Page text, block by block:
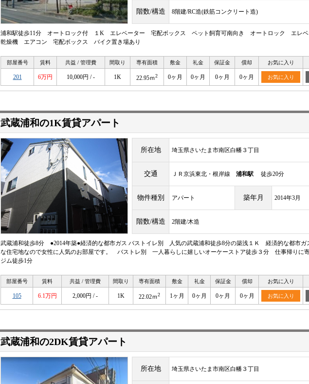
階数/構造 8階建/RC造(鉄筋コンクリート造)
浦和駅徒歩11分 オートロック付 １K エレベーター 宅配ボックス ペット飼育可南向き オートロック エレ
乾燥機 エアコン 宅配ボックス バイク置き場あり
部屋番号 賃料 共益 / 管理費 間取り 専有面積 敷金 礼金 保証金 償却 お気に入り
201 6万円 10,000円 / - 1K 22.95ｍ2 0ヶ月 0ヶ月 0ヶ月 0ヶ月 お気に入り
武蔵浦和の1K賃貸アパート
所在地 埼玉県さいたま市南区白幡３丁目
交通 ＪＲ京浜東北・根岸線 浦和駅 徒歩20分
物件種別 アパート 築年月 2014年3月
階数/構造 2階建/木造
武蔵浦和徒歩8分 ●2014年築●経済的な都市ガス バストイレ別 人気の武蔵浦和徒歩8分の築浅１Ｋ 経済的な都市
な住宅地なので女性に人気のお部屋です。 バストレ別 一人暮らしに嬉しいオーケーストア徒歩３分 仕事帰りに
ジム徒歩1分
部屋番号 賃料 共益 / 管理費 間取り 専有面積 敷金 礼金 保証金 償却 お気に入り
105 6.1万円 2,000円 / - 1K 22.02ｍ2 1ヶ月 0ヶ月 0ヶ月 0ヶ月 お気に入り
武蔵浦和の2DK賃貸アパート
所在地 埼玉県さいたま市南区白幡３丁目